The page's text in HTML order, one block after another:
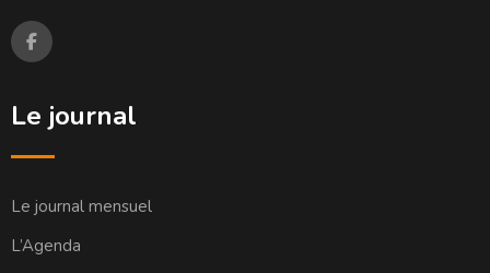
Le journal
Le journal mensuel
L’Agenda